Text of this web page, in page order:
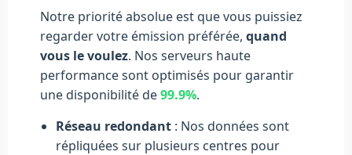
Notre priorité absolue est que vous puissiez
regarder votre émission préférée, quand
vous le voulez. Nos serveurs haute
performance sont optimisés pour garantir
une disponibilité de99.9%.
Réseau redondant : Nos données sont
répliquées sur plusieurs centres pour